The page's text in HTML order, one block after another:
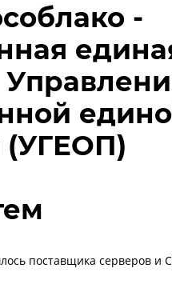
-
(УГЕОП)
поставщика серверов и